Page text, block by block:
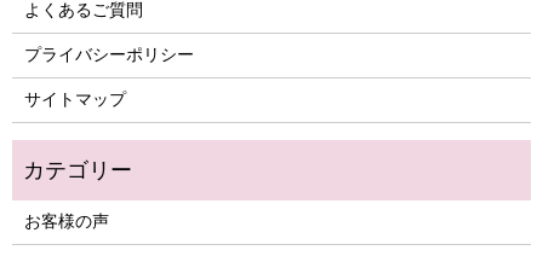
よくあるご質問
プライバシーポリシー
サイトマップ
お客様の声